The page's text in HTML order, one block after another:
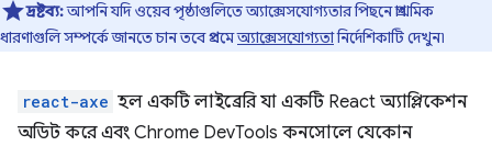
দ্রষ্টব্য:আপনি যদি ওয়েব পৃষ্ঠাগুলিতে অ্যাক্সেসযোগ্যতার পিছনে প্রাথমিক
ধারণাগুলি সম্পর্কে জানতে চান তবে প্রথমেঅ্যাক্সেসযোগ্যতানির্দেশিকাটি দেখুন৷
react-axe হল একটি লাইব্রেরি যা একটি React অ্যাপ্লিকেশন
অডিট করে এবং Chrome DevTools কনসোলে যেকোন